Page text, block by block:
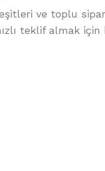
ve toplu
teklif almak için